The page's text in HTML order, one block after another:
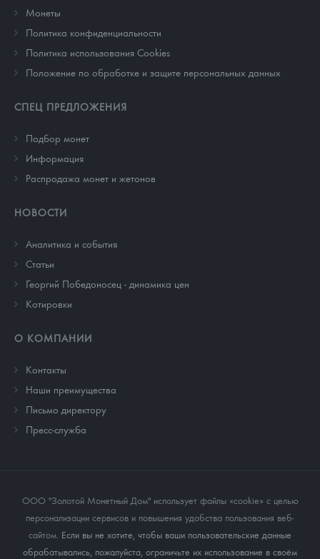
Монеты
Политика конфиденциальности
Политика использования Cookies
Положение по обработке и защите персональных данных
СПЕЦ ПРЕДЛОЖЕНИЯ
Подбор монет
Информация
Распродажа монет и жетонов
НОВОСТИ
Аналитика и события
Cтатьи
Георгий Победоносец - динамика цен
Котировки
О КОМПАНИИ
Контакты
Наши преимущества
Письмо директору
Пресс-служба
ООО "Золотой Монетный Дом" использует файлы «cookie» с целью
персонализации сервисов и повышения удобства пользования веб-
сайтом. Если вы не хотите, чтобы ваши пользовательские данные
обрабатывались, пожалуйста, ограничьте их использование в своём